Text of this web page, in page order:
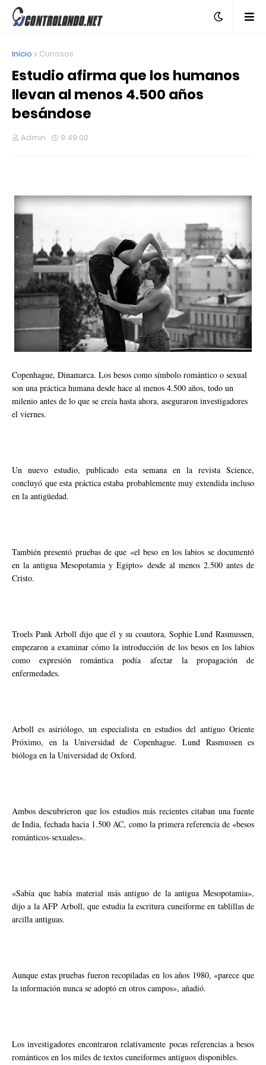
Inicio Curiosas
Estudio afirma que los humanos
llevan al menos 4.500 años
besándose
Admin 9:49:00
Copenhague, Dinamarca. Los besos como símbolo romántico o sexual
son una práctica humana desde hace al menos 4.500 años, todo un
milenio antes de lo que se creía hasta ahora, aseguraron investigadores
el viernes.
Un nuevo estudio, publicado esta semana en la revista Science,
concluyó que esta práctica estaba probablemente muy extendida incluso
en la antigüedad.
También presentó pruebas de que «el beso en los labios se documentó
en la antigua Mesopotamia y Egipto» desde al menos 2.500 antes de
Cristo.
Troels Pank Arboll dijo que él y su coautora, Sophie Lund Rasmussen,
empezaron a examinar cómo la introducción de los besos en los labios
como expresión romántica podía afectar la propagación de
enfermedades.
Arboll es asiriólogo, un especialista en estudios del antiguo Oriente
Próximo, en la Universidad de Copenhague. Lund Rasmussen es
bióloga en la Universidad de Oxford.
Ambos descubrieron que los estudios más recientes citaban una fuente
de India, fechada hacia 1.500 AC, como la primera referencia de «besos
románticos-sexuales».
«Sabía que había material más antiguo de la antigua Mesopotamia»,
dijo a la AFP Arboll, que estudia la escritura cuneiforme en tablillas de
arcilla antiguas.
Aunque estas pruebas fueron recopiladas en los años 1980, «parece que
la información nunca se adoptó en otros campos», añadió.
Los investigadores encontraron relativamente pocas referencias a besos
románticos en los miles de textos cuneiformes antiguos disponibles.